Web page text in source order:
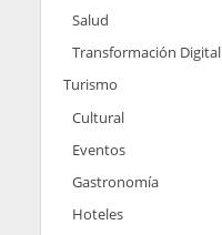
Salud
Transformación Digital
Turismo
Cultural
Eventos
Gastronomía
Hoteles